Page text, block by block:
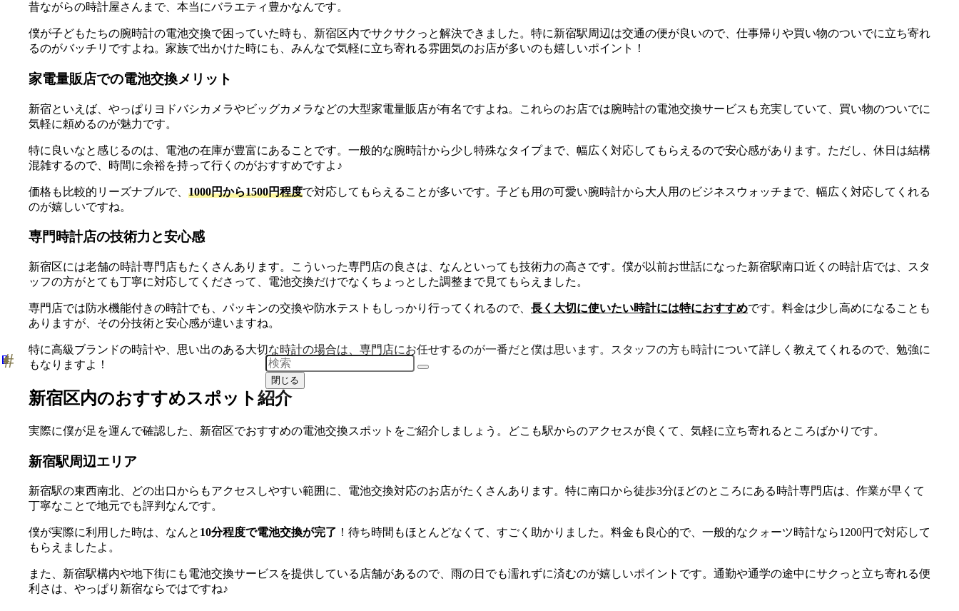
昔ながらの時計屋さんまで、本当にバラエティ豊かなんです。
僕が子どもたちの腕時計の電池交換で困っていた時も、新宿区内でサクサクっと解決できました。特に新宿駅周辺は交通の便が良いので、仕事帰りや買い物のついでに立ち寄れ
るのがバッチリですよね。家族で出かけた時にも、みんなで気軽に立ち寄れる雰囲気のお店が多いのも嬉しいポイント！
家電量販店での電池交換メリット
新宿といえば、やっぱりヨドバシカメラやビッグカメラなどの大型家電量販店が有名ですよね。これらのお店では腕時計の電池交換サービスも充実していて、買い物のついでに
気軽に頼めるのが魅力です。
特に良いなと感じるのは、電池の在庫が豊富にあることです。一般的な腕時計から少し特殊なタイプまで、幅広く対応してもらえるので安心感があります。ただし、休日は結構
混雑するので、時間に余裕を持って行くのがおすすめですよ♪
価格も比較的リーズナブルで、 1000円から1500円程度で対応してもらえることが多いです。子ども用の可愛い腕時計から大人用のビジネスウォッチまで、幅広く対応してくれる
のが嬉しいですね。
専門時計店の技術力と安心感
新宿区には老舗の時計専門店もたくさんあります。こういった専門店の良さは、なんといっても技術力の高さです。僕が以前お世話になった新宿駅南口近くの時計店では、スタ
ッフの方がとても丁寧に対応してくださって、電池交換だけでなくちょっとした調整まで見てもらえました。
専門店では防水機能付きの時計でも、パッキンの交換や防水テストもしっかり行ってくれるので、 長く大切に使いたい時計には特におすすめです。料金は少し高めになることも
ありますが、その分技術と安心感が違いますね。
特に高級ブランドの時計や、思い出のある大切な時計の場合は、専門店にお任せするのが一番だと僕は思います。スタッフの方も時計について詳しく教えてくれるので、勉強に
もなりますよ！
新宿区内のおすすめスポット紹介
実際に僕が足を運んで確認した、新宿区でおすすめの電池交換スポットをご紹介しましょう。どこも駅からのアクセスが良くて、気軽に立ち寄れるところばかりです。
新宿駅周辺エリア
新宿駅の東西南北、どの出口からもアクセスしやすい範囲に、電池交換対応のお店がたくさんあります。特に南口から徒歩3分ほどのところにある時計専門店は、作業が早くて
丁寧なことで地元でも評判なんです。
僕が実際に利用した時は、なんと 10分程度で電池交換が完了 ！待ち時間もほとんどなくて、すごく助かりました。料金も良心的で、一般的なクォーツ時計なら1200円で対応して
もらえましたよ。
また、新宿駅構内や地下街にも電池交換サービスを提供している店舗があるので、雨の日でも濡れずに済むのが嬉しいポイントです。通勤や通学の途中にサクっと立ち寄れる便
利さは、やっぱり新宿ならではですね♪
閉じる